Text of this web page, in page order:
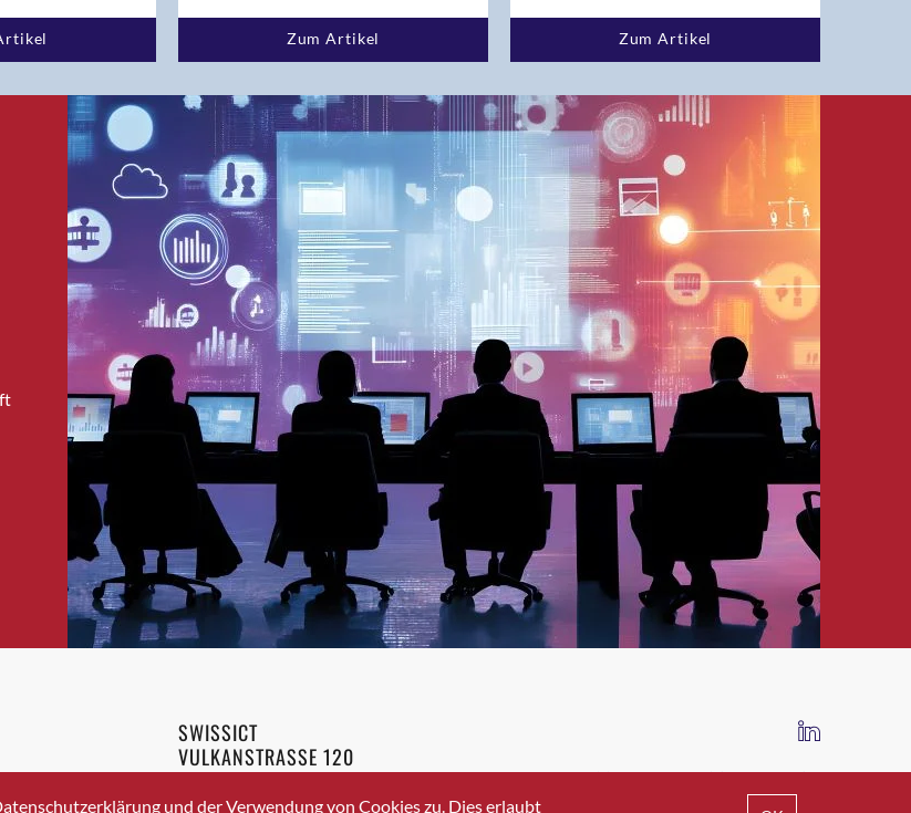
Bolligen
Bonaduz
Bonstetten
Bottighofen
Bremgarten bei Bern
Brig-Glis
Bronschhofen
Brugg AG
Brütten
Bubendorf
Buchs (SG)
Bäretswil
Bülach
Cazis
Cham
Davos Platz
Davos Platz 1
Zum Artikel Zum Artikel
SWISSICT
VULKANSTRASSE 120
8048 ZURICH
IMPRESSUM DATENSCHUTZ AGB
und der Verwendung von Cookies zu. Dies erlaubt